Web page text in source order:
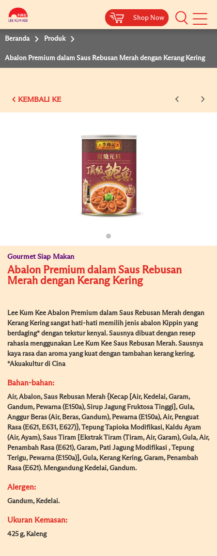
Shop Now
Shop Now
Beranda Produk
Abalon Premium dalam Saus Rebusan Merah dengan Kerang Kering
KEMBALI KE
Gourmet Siap Makan
Abalon Premium dalam Saus Rebusan
Merah dengan Kerang Kering
Lee Kum Kee Abalon Premium dalam Saus Rebusan Merah dengan
Kerang Kering sangat hati-hati memilih jenis abalon Kippin yang
berdaging* dengan tekstur kenyal. Sausnya dibuat dengan resep
rahasia menggunakan Lee Kum Kee Saus Rebusan Merah. Sausnya
kaya rasa dan aroma yang kuat dengan tambahan kerang kering.
*Akuakultur di Cina
Bahan-bahan:
Air, Abalon, Saus Rebusan Merah {Kecap [Air, Kedelai, Garam,
Gandum, Pewarna (E150a), Sirup Jagung Fruktosa Tinggi], Gula,
Anggur Beras (Air, Beras, Gandum), Pewarna (E150a), Air, Penguat
Rasa (E621, E631, E627)}, Tepung Tapioka Modifikasi, Kaldu Ayam
(Air, Ayam), Saus Tiram [Ekstrak Tiram (Tiram, Air, Garam), Gula, Air,
Penambah Rasa (E621), Garam, Pati Jagung Modifikasi , Tepung
Terigu, Pewarna (E150a)], Gula, Kerang Kering, Garam, Penambah
Rasa (E621). Mengandung Kedelai, Gandum.
Alergen:
Gandum, Kedelai.
Ukuran Kemasan:
425 g, Kaleng